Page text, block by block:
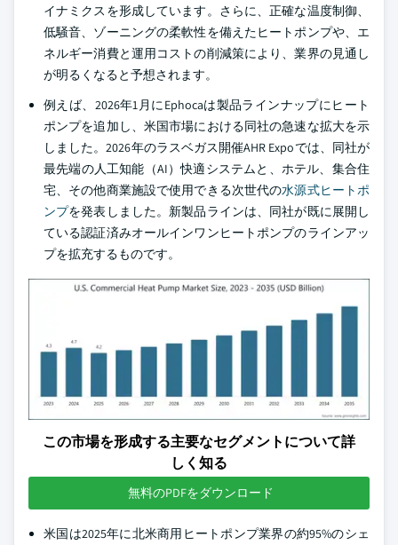
イナミクスを形成しています。さらに、正確な温度制御、
低騒音、ゾーニングの柔軟性を備えたヒートポンプや、エ
ネルギー消費と運用コストの削減策により、業界の見通し
が明るくなると予想されます。
例えば、2026年1月にEphocaは製品ラインナップにヒート
ポンプを追加し、米国市場における同社の急速な拡大を示
しました。2026年のラスベガス開催AHR Expoでは、同社が
最先端の人工知能（AI）快適システムと、ホテル、集合住
宅、その他商業施設で使用できる次世代の水源式ヒートポ
ンプを発表しました。新製品ラインは、同社が既に展開し
ている認証済みオールインワンヒートポンプのラインアッ
プを拡充するものです。
この市場を形成する主要なセグメントについて詳
しく知る
無料のPDFをダウンロード
米国は2025年に北米商用ヒートポンプ業界の約95%のシェ